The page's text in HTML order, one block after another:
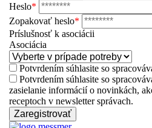
Heslo*
Zopakovať heslo*
Príslušnosť k asociácii
Asociácia
Potvrdením súhlasite so
Potvrdením súhlasite so
zasielanie informácií o novinkách,
receptoch v newsletter správach.
Zaregistrovať